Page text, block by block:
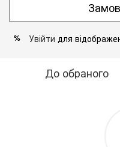
% Увійти для
До обраного